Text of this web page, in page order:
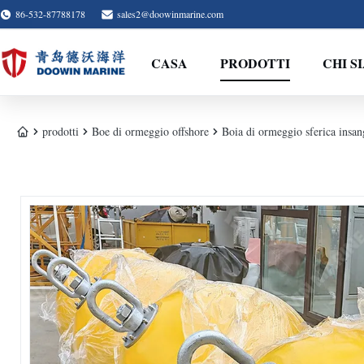
86-532-87788178 sales2@doowinmarine.com
CASA PRODOTTI CHI
prodotti Boe di ormeggio offshore Boia di ormeggio sferica